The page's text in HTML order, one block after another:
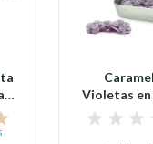
Violetas